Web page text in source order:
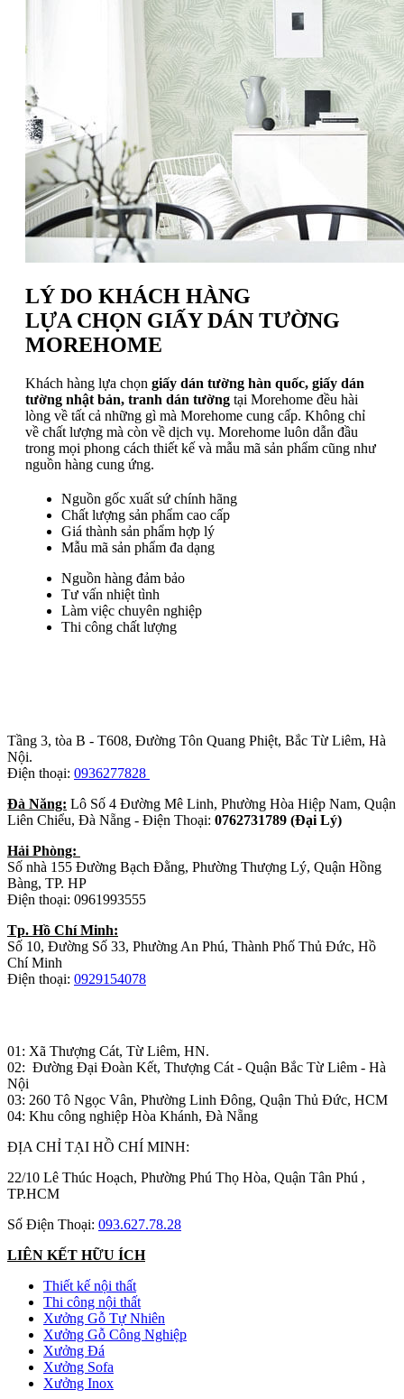
LÝ DO KHÁCH HÀNG
LỰA CHỌN GIẤY DÁN TƯỜNG
MOREHOME
Khách hàng lựa chọn giấy dán tường hàn quốc, giấy dán
tường nhật bản, tranh dán tường tại Morehome đều hài
lòng về tất cả những gì mà Morehome cung cấp. Không chỉ
về chất lượng mà còn về dịch vụ. Morehome luôn dẫn đầu
trong mọi phong cách thiết kế và mẫu mã sản phẩm cũng như
nguồn hàng cung ứng.
Nguồn gốc xuất sứ chính hãng
Chất lượng sản phẩm cao cấp
Giá thành sản phẩm hợp lý
Mẫu mã sản phẩm đa dạng
Nguồn hàng đảm bảo
Tư vấn nhiệt tình
Làm việc chuyên nghiệp
Thi công chất lượng
Tầng 3, tòa B - T608, Đường Tôn Quang Phiệt, Bắc Từ Liêm, Hà
Nội.
Điện thoại: 0936277828
Đà Năng: Lô Số 4 Đường Mê Linh, Phường Hòa Hiệp Nam, Quận
Liên Chiểu, Đà Nẵng - Điện Thoại: 0762731789 (Đại Lý)
Hải Phòng:
Số nhà 155 Đường Bạch Đằng, Phường Thượng Lý, Quận Hồng
Bàng, TP. HP
Điện thoại: 0961993555
Tp. Hồ Chí Minh:
Số 10, Đường Số 33, Phường An Phú, Thành Phố Thủ Đức, Hồ
Chí Minh
Điện thoại: 0929154078
01: Xã Thượng Cát, Từ Liêm, HN.
02: Đường Đại Đoàn Kết, Thượng Cát - Quận Bắc Từ Liêm - Hà
Nội
03: 260 Tô Ngọc Vân, Phường Linh Đông, Quận Thủ Đức, HCM
04: Khu công nghiệp Hòa Khánh, Đà Nẵng
ĐỊA CHỈ TẠI HỒ CHÍ MINH:
22/10 Lê Thúc Hoạch, Phường Phú Thọ Hòa, Quận Tân Phú ,
TP.HCM
Số Điện Thoại: 093.627.78.28
LIÊN KẾT HỮU ÍCH
Thiết kế nội thất
Thi công nội thất
Xưởng Gỗ Tự Nhiên
Xưởng Gỗ Công Nghiệp
Xưởng Đá
Xưởng Sofa
Xưởng Inox